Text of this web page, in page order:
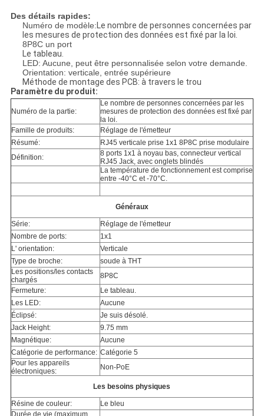
Des détails rapides:
Numéro de modèle:Le nombre de personnes concernées par
les mesures de protection des données est fixé par la loi.
8P8C un port
Le tableau.
LED: Aucune, peut être personnalisée selon votre demande.
Orientation: verticale, entrée supérieure
Méthode de montage des PCB: à travers le trou
Paramètre du produit:
Numéro de la partie:
Le nombre de personnes concernées par les
mesures de protection des données est fixé par
la loi.
Famille de produits:
Réglage de l'émetteur
Résumé:
RJ45 verticale prise 1x1 8P8C prise modulaire
Définition:
8 ports 1x1 à noyau bas, connecteur vertical
RJ45 Jack, avec onglets blindés
La température de fonctionnement est comprise
entre -40°C et -70°C.
Généraux
Série:
Réglage de l'émetteur
Nombre de ports:
1x1
L' orientation:
Verticale
Type de broche:
soude à THT
Les positions/les contacts
chargés
8P8C
Fermeture:
Le tableau.
Les LED:
Aucune
Éclipsé:
Je suis désolé.
Jack Height:
9.75 mm
Magnétique:
Aucune
Catégorie de performance: Catégorie 5
Pour les appareils
électroniques:
Non-PoE
Les besoins physiques
Résine de couleur:
Le bleu